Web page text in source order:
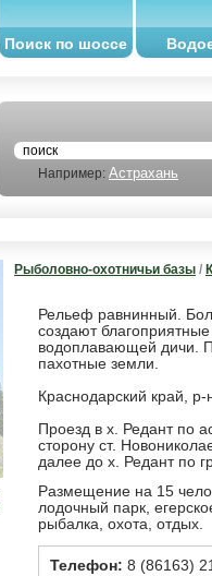
Поиск по шоссе
Например: Астрахань
Рыболовно-охотничьи базы /
Рельеф равнинный.
создают
водоплавающей дичи.
пахотные земли.
Краснодарский край,
Проезд в х. Редант по
сторону ст.
далее до х. Редант по
Размещение на 15
лодочный парк,
рыбалка, охота, отдых.
Телефон: 8 (86163)